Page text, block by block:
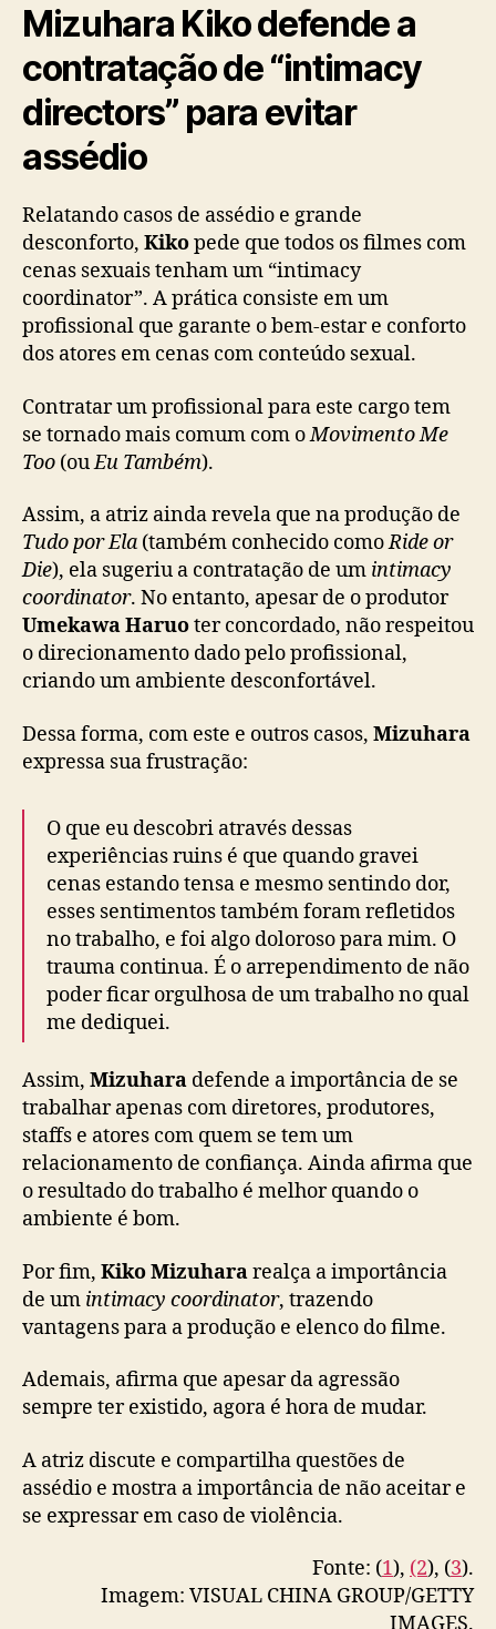
t
r
i
a
d
t
e
t
e
n
i
e
n
a
p
o
n
ê
s
Mizuhara Kiko defende a
contratação de “intimacy
directors” para evitar
assédio
Relatando casos de assédio e grande
desconforto, Kikopede que todos os filmes com
cenas sexuais tenham um “intimacy
coordinator”. A prática consiste em um
profissional que garante o bem-estar e conforto
dos atores em cenas com conteúdo sexual.
Contratar um profissional para este cargo tem
se tornado mais comum com oMovimento Me
Too (ouEu Também).
Assim, a atriz ainda revela que na produção de
Tudo por Ela (também conhecido comoRide or
Die), ela sugeriu a contratação de um intimacy
coordinator. No entanto, apesar de o produtor
Umekawa Haruoter concordado, não respeitou
o direcionamento dado pelo profissional,
criando um ambiente desconfortável.
Dessa forma, com este e outros casos, Mizuhara
expressa sua frustração:
O que eu descobri através dessas
experiências ruins é que quando gravei
cenas estando tensa e mesmo sentindo dor,
esses sentimentos também foram refletidos
no trabalho, e foi algo doloroso para mim. O
trauma continua. É o arrependimento de não
poder ficar orgulhosa de um trabalho no qual
me dediquei.
Assim, Mizuhara defende a importância de se
trabalhar apenas com diretores, produtores,
staffs e atores com quem se tem um
relacionamento de confiança. Ainda afirma que
o resultado do trabalho é melhor quando o
ambiente é bom.
Por fim, Kiko Mizuhararealça a importância
de um intimacy coordinator, trazendo
vantagens para a produção e elenco do filme.
Ademais, afirma que apesar da agressão
sempre ter existido, agora é hora de mudar.
A atriz discute e compartilha questões de
assédio e mostra a importância de não aceitar e
se expressar em caso de violência.
Fonte: (1), (2), (3).
Imagem: VISUAL CHINA GROUP/GETTY